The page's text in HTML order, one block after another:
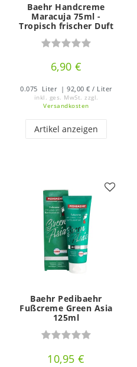
Baehr Handcreme
Maracuja 75ml -
Tropisch frischer Duft
6,90 €
0.075 Liter | 92,00 € / Liter
inkl. ges. MwSt. zzgl.
Versandkosten
Artikel anzeigen
Baehr Pedibaehr
Fußcreme Green Asia
125ml
10,95 €